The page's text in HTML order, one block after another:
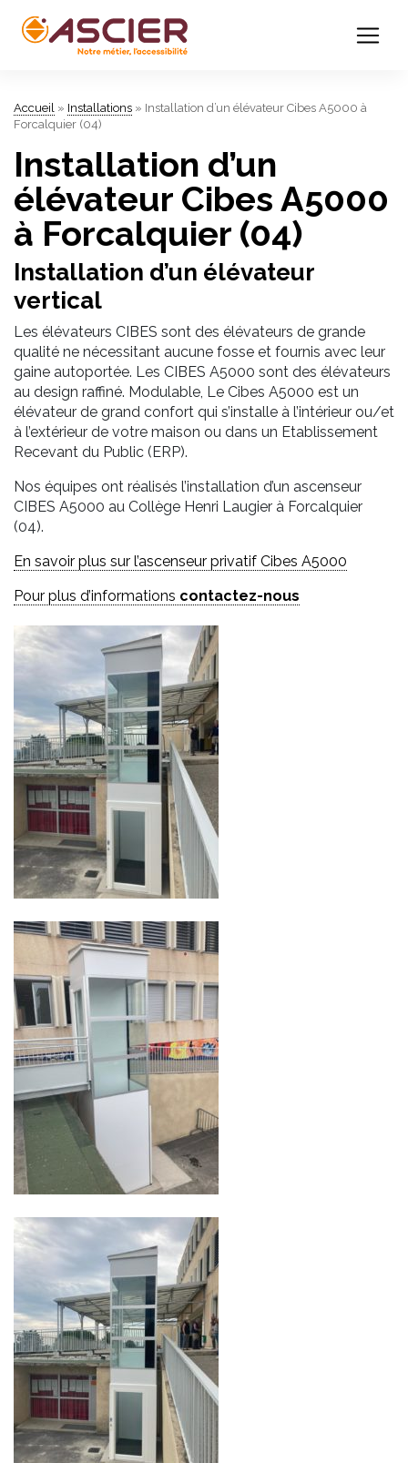
Accueil » Installations » Installation d’un élévateur Cibes A5000 à
Forcalquier (04)
Installation d’un
élévateur Cibes A5000
à Forcalquier (04)
Installation d’un élévateur
vertical
Les élévateurs CIBES sont des élévateurs de grande
qualité ne nécessitant aucune fosse et fournis avec leur
gaine autoportée. Les CIBES A5000 sont des élévateurs
au design raffiné. Modulable, Le Cibes A5000 est un
élévateur de grand confort qui s’installe à l’intérieur ou/et
à l’extérieur de votre maison ou dans un Etablissement
Recevant du Public (ERP).
Nos équipes ont réalisés l’installation d’un ascenseur
CIBES A5000 au Collège Henri Laugier à Forcalquier
(04).
En savoir plus sur l’ascenseur privatif Cibes A5000
Pour plus d’informations contactez-nous